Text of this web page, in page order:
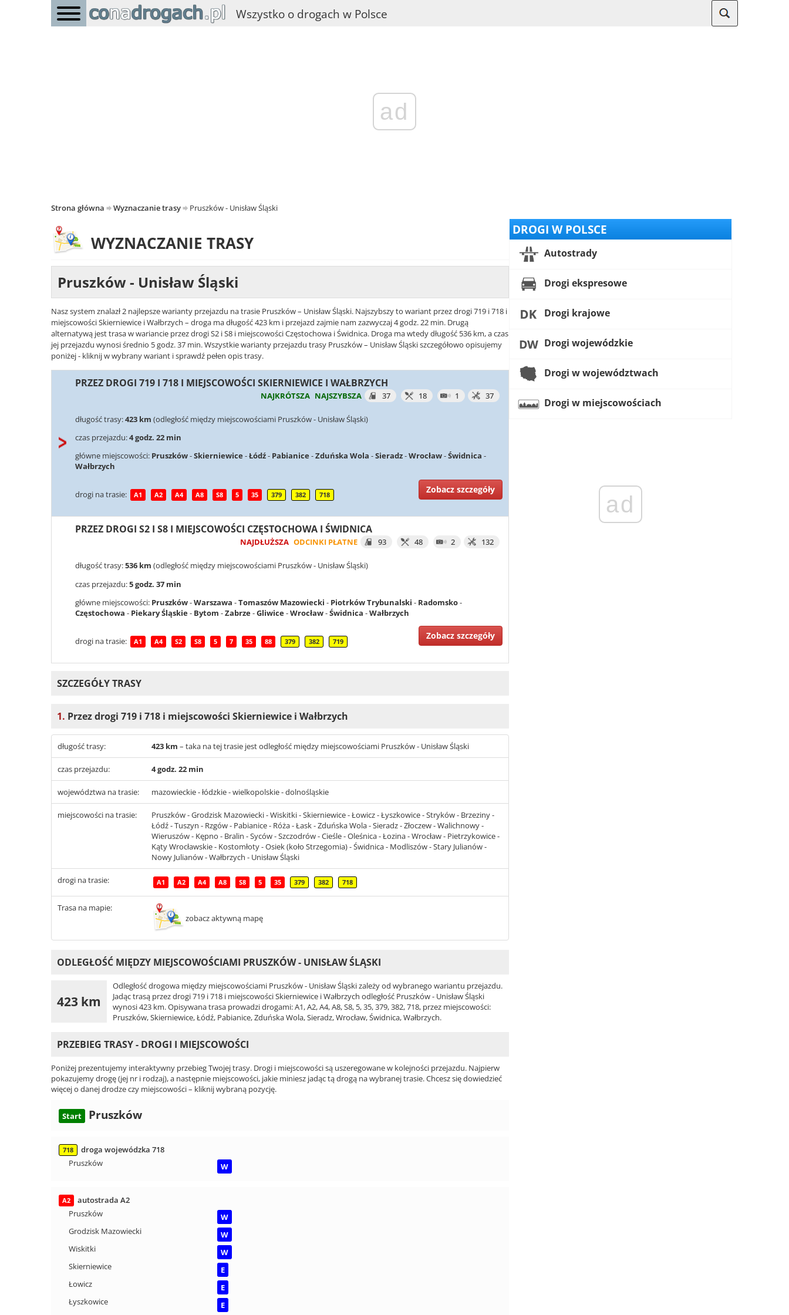
Wszystko o drogach w Polsce
ad
Strona główna Wyznaczanie trasy Pruszków - Unisław Śląski
WYZNACZANIE TRASY
Pruszków - Unisław Śląski
Nasz system znalazł 2 najlepsze warianty przejazdu na trasie Pruszków – Unisław Śląski. Najszybszy to wariant przez drogi 719 i 718 i
miejscowości Skierniewice i Wałbrzych – droga ma długość 423 km i przejazd zajmie nam zazwyczaj 4 godz. 22 min. Drugą
alternatywą jest trasa w wariancie przez drogi S2 i S8 i miejscowości Częstochowa i Świdnica. Droga ma wtedy długość 536 km, a czas
jej przejazdu wynosi średnio 5 godz. 37 min. Wszystkie warianty przejazdu trasy Pruszków – Unisław Śląski szczegółowo opisujemy
poniżej - kliknij w wybrany wariant i sprawdź pełen opis trasy.
PRZEZ DROGI 719 I 718 I MIEJSCOWOŚCI SKIERNIEWICE I WAŁBRZYCH
NAJKRÓTSZA NAJSZYBSZA 37 18 1 37
długość trasy:423 km (odległość między miejscowościami Pruszków - Unisław Śląski)
czas przejazdu:4 godz. 22 min
główne miejscowości: Pruszków-Skierniewice -Łódź- Pabianice -Zduńska Wola -Sieradz-Wrocław-Świdnica -
Wałbrzych
drogi na trasie: A1 A2 A4 A8 S8 5 35 379 382 718
Zobacz szczegóły
PRZEZ DROGI S2 I S8 I MIEJSCOWOŚCI CZĘSTOCHOWA I ŚWIDNICA
NAJDŁUŻSZA ODCINKI PŁATNE 93 48 2 132
długość trasy:536 km (odległość między miejscowościami Pruszków - Unisław Śląski)
czas przejazdu:5 godz. 37 min
główne miejscowości: Pruszków-Warszawa -Tomaszów Mazowiecki - Piotrków Trybunalski - Radomsko-
Częstochowa - Piekary Śląskie- Bytom -Zabrze-Gliwice-Wrocław-Świdnica -Wałbrzych
drogi na trasie: A1 A4 S2 S8 5 7 35 88 379 382 719
Zobacz szczegóły
SZCZEGÓŁY TRASY
1. Przez drogi 719 i 718 i miejscowości Skierniewice i Wałbrzych
długość trasy: 423 km – taka na tej trasie jest odległość między miejscowościami Pruszków - Unisław Śląski
czas przejazdu: 4 godz. 22 min
województwa na trasie: mazowieckie - łódzkie - wielkopolskie - dolnośląskie
miejscowości na trasie:
Pruszków - Grodzisk Mazowiecki - Wiskitki - Skierniewice - Łowicz - Łyszkowice - Stryków - Brzeziny -
Łódź - Tuszyn - Rzgów - Pabianice - Róża - Łask - Zduńska Wola - Sieradz - Złoczew - Walichnowy -
Wieruszów - Kępno - Bralin - Syców - Szczodrów - Cieśle - Oleśnica - Łozina - Wrocław - Pietrzykowice -
Kąty Wrocławskie - Kostomłoty - Osiek (koło Strzegomia) - Świdnica - Modliszów - Stary Julianów -
Nowy Julianów - Wałbrzych - Unisław Śląski
drogi na trasie: A1 A2 A4 A8 S8 5 35 379 382 718
Trasa na mapie:
zobacz aktywną mapę
ODLEGŁOŚĆ MIĘDZY MIEJSCOWOŚCIAMI PRUSZKÓW - UNISŁAW ŚLĄSKI
423 km
Odległość drogowa między miejscowościami Pruszków - Unisław Śląski zależy od wybranego wariantu przejazdu.
Jadąc trasą przez drogi 719 i 718 i miejscowości Skierniewice i Wałbrzych odległość Pruszków - Unisław Śląski
wynosi 423 km. Opisywana trasa prowadzi drogami: A1, A2, A4, A8, S8, 5, 35, 379, 382, 718, przez miejscowości:
Pruszków, Skierniewice, Łódź, Pabianice, Zduńska Wola, Sieradz, Wrocław, Świdnica, Wałbrzych.
PRZEBIEG TRASY - DROGI I MIEJSCOWOŚCI
Poniżej prezentujemy interaktywny przebieg Twojej trasy. Drogi i miejscowości są uszeregowane w kolejności przejazdu. Najpierw
pokazujemy drogę (jej nr i rodzaj), a następnie miejscowości, jakie miniesz jadąc tą drogą na wybranej trasie. Chcesz się dowiedzieć
więcej o danej drodze czy miejscowości – kliknij wybraną pozycję.
Start Pruszków
718
droga wojewódzka 718
Pruszków
W
A2
autostrada A2
Pruszków
W
Grodzisk Mazowiecki
W
Wiskitki
W
Skierniewice
E
Łowicz
E
Łyszkowice
E
DROGI W POLSCE
Autostrady
Drogi ekspresowe
Drogi krajowe
Drogi wojewódzkie
Drogi w województwach
Drogi w miejscowościach
ad